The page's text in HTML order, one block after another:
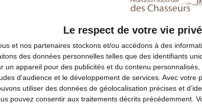
Le respect de votre vie
et nos partenaires stockons et/ou accédons à des
des données personnelles telles que des identifiants
un appareil pour des publicités et du contenu
d'audience et le développement de services. Avec votre
utiliser des données de géolocalisation précises et
pouvez consentir aux traitements décrits précédemment.
Comment étudier
espèces
accessibles ?